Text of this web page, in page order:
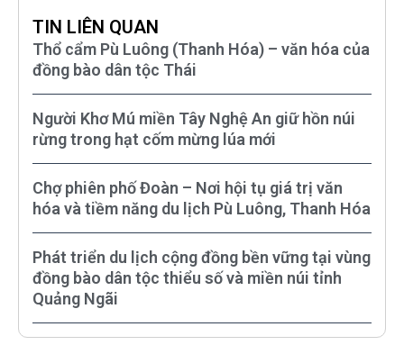
TIN LIÊN QUAN
Thổ cẩm Pù Luông (Thanh Hóa) – văn hóa của
đồng bào dân tộc Thái
Người Khơ Mú miền Tây Nghệ An giữ hồn núi
rừng trong hạt cốm mừng lúa mới
Chợ phiên phố Đoàn – Nơi hội tụ giá trị văn
hóa và tiềm năng du lịch Pù Luông, Thanh Hóa
Phát triển du lịch cộng đồng bền vững tại vùng
đồng bào dân tộc thiểu số và miền núi tỉnh
Quảng Ngãi